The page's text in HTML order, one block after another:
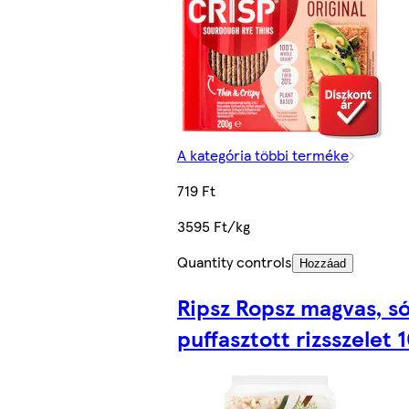
A kategória többi terméke
719 Ft
3595 Ft/kg
Quantity controls
Hozzáad
Ripsz Ropsz magvas,
puffasztott rizsszelet